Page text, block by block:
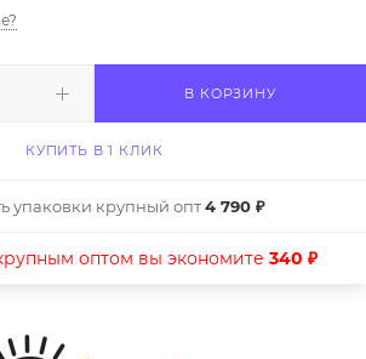
В КОРЗИНУ
КУПИТЬ В 1 КЛИК
упаковки крупный опт4 790 ₽
оптом вы экономите 340 ₽